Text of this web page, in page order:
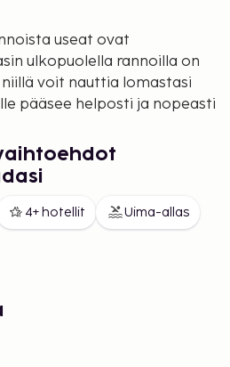
useat ovat
ulkopuolella rannoilla on
voit nauttia lomastasi
pääsee helposti ja nopeasti
eli Ladies Beach. Se
keskustasta etelään.
Dolmus-pienoisbussilla.
4+ hotellit Uima-allas